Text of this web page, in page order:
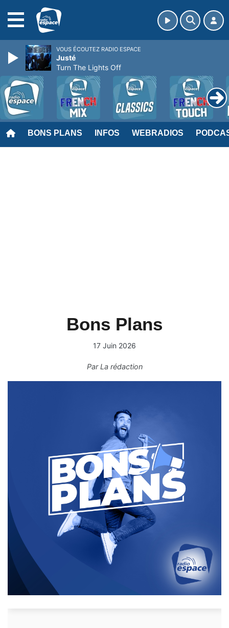
BONS PLANS INFOS WEBRADIOS
Bons Plans
17 Juin 2026
ParLa rédaction
VOUS ÉCOUTEZ RADIO ESPACE
Justé
Turn The Lights Off